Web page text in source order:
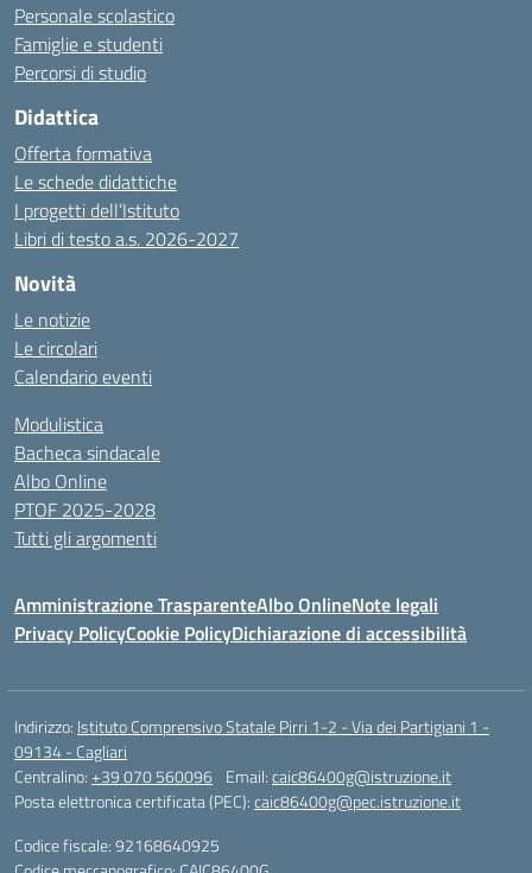
Personale scolastico
Famiglie e studenti
Percorsi di studio
Didattica
Offerta formativa
Le schede didattiche
I progetti dell’Istituto
Libri di testo a.s. 2026-2027
Novità
Le notizie
Le circolari
Calendario eventi
Modulistica
Bacheca sindacale
Albo Online
PTOF 2025-2028
Tutti gli argomenti
Amministrazione TrasparenteAlbo OnlineNote legali
Privacy PolicyCookie PolicyDichiarazione di accessibilità
Indirizzo: Istituto Comprensivo Statale Pirri 1-2 - Via dei Partigiani 1 -
09134 - Cagliari
Centralino:+39 070 560096 Email:caic86400g@istruzione.it
Posta elettronica certificata (PEC):caic86400g@pec.istruzione.it
Codice fiscale: 92168640925